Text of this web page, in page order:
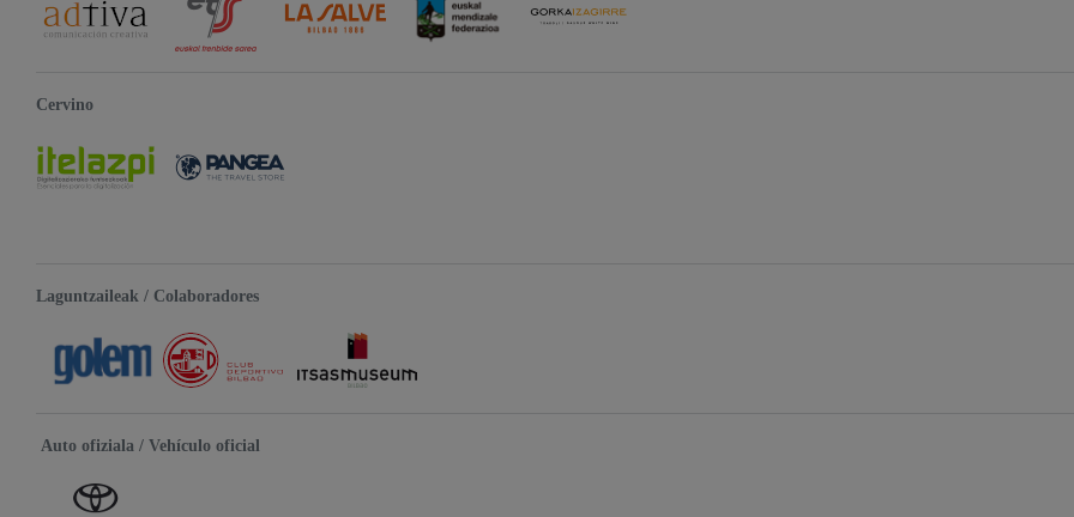
Cervino
Laguntzaileak / Colaboradores
Auto ofiziala / Vehículo oficial